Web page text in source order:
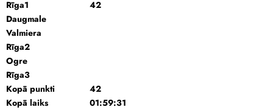
Rīga1
42
Daugmale
Valmiera
Rīga2
Ogre
Rīga3
Kopā punkti
42
Kopā laiks
01:59:31